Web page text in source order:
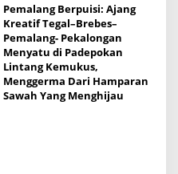
Pemalang Berpuisi: Ajang
Kreatif Tegal–Brebes–
Pemalang- Pekalongan
Menyatu di Padepokan
Lintang Kemukus,
Menggerma Dari Hamparan
Sawah Yang Menghijau